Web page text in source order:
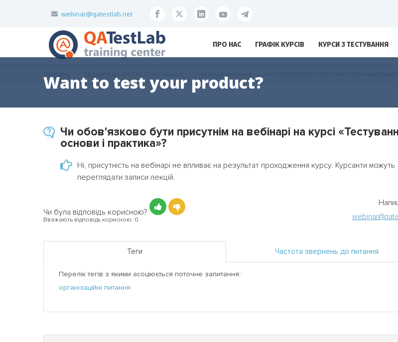
webinar@qatestlab.net
ПРО НАС ГРАФІК КУРСІВ КУРСИ З ТЕСТУВАННЯ
Want to test your product? ЧИ ОБОВ’ЯЗКОВО БУТИ ПРИСУТНІМ НА
Чи обов'язково бути присутнім на вебінарі на курсі
основи і практика»?
Ні, присутність на вебінарі не впливає на результат проходження курсу. Курсанти можуть
переглядати записи лекцій.
Чи була відповідь корисною?
Вважають відповідь корисною: 0
Теги Частота звернень до питання
Перелік тегів з якими асоціюється поточне запитання::
організаційні питання